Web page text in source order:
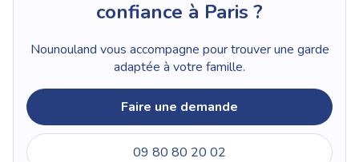
confiance à Paris ?
Nounouland vous accompagne pour trouver une garde
adaptée à votre famille.
Faire une demande
09 80 80 20 02